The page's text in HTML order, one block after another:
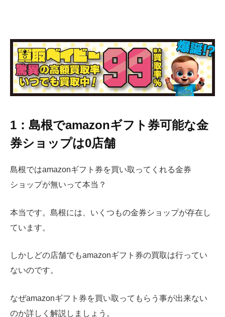
1：島根でamazonギフト券可能な金
券ショップは0店舗
島根ではamazonギフト券を買い取ってくれる金券
ショップが無いって本当？
本当です。島根には、いくつもの金券ショップが存在し
ています。
しかしどの店舗でもamazonギフト券の買取は行ってい
ないのです。
なぜamazonギフト券を買い取ってもらう事が出来ない
のか詳しく解説しましょう。